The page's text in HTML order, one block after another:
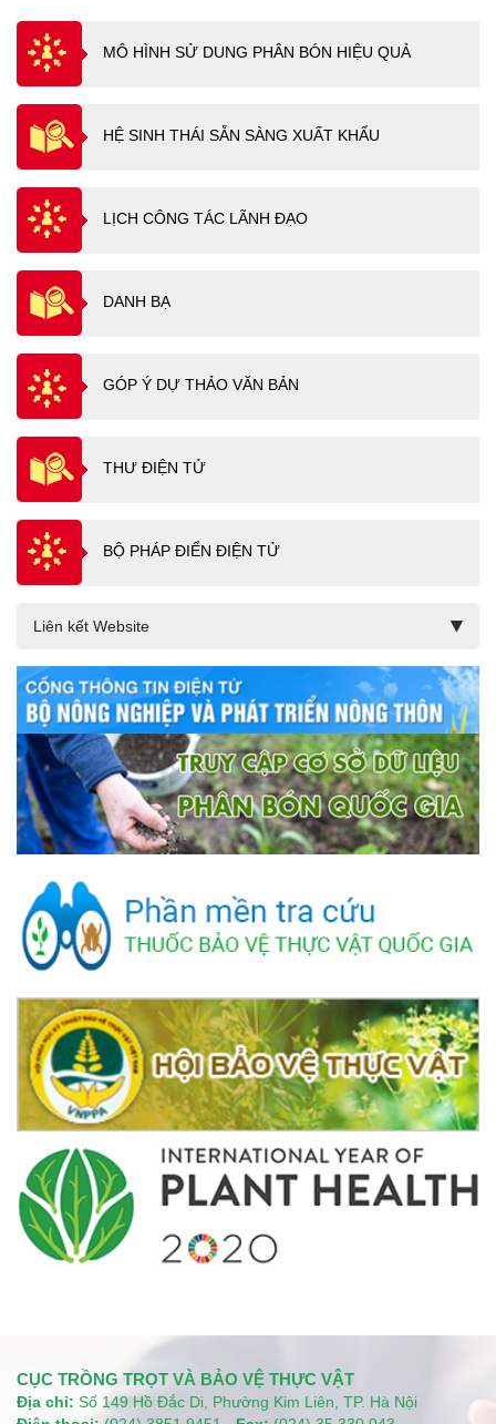
MÔ HÌNH SỬ DUNG PHÂN BÓN HIỆU QUẢ
HỆ SINH THÁI SẴN SÀNG XUẤT KHẨU
LỊCH CÔNG TÁC LÃNH ĐẠO
DANH BẠ
GÓP Ý DỰ THẢO VĂN BẢN
THƯ ĐIỆN TỬ
BỘ PHÁP ĐIỂN ĐIỆN TỬ
CỤC TRỒNG TRỌT VÀ BẢO VỆ THỰC VẬT
Địa chỉ: Số 149 Hồ Đắc Di, Phường Kim Liên, TP. Hà Nội